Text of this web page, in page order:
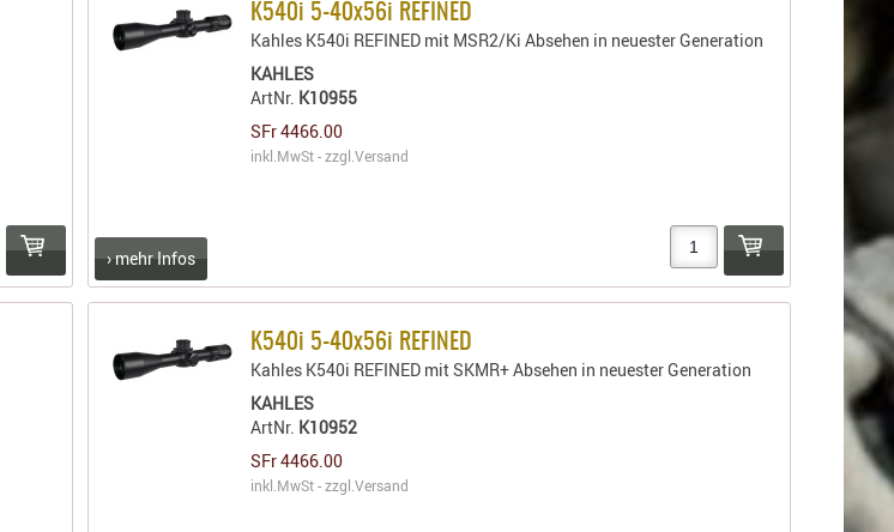
K540i 5-40x56i REFINED
Kahles K540i REFINED mit MSR2/Ki Absehen in neuester Generation
KAHLES
ArtNr. K10955
SFr 4466.00
inkl.MwSt - zzgl.Versand
› mehr Infos
K540i 5-40x56i REFINED
Kahles K540i REFINED mit SKMR+ Absehen in neuester Generation
KAHLES
ArtNr. K10952
SFr 4466.00
inkl.MwSt - zzgl.Versand